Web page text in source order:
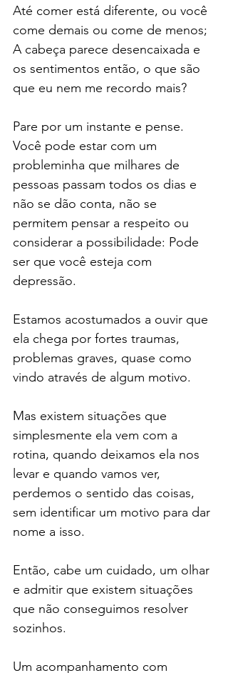
Até comer está diferente, ou você
come demais ou come de menos;
A cabeça parece desencaixada e
os sentimentos então, o que são
que eu nem me recordo mais?
Pare por um instante e pense.
Você pode estar com um
probleminha que milhares de
pessoas passam todos os dias e
não se dão conta, não se
permitem pensar a respeito ou
considerar a possibilidade: Pode
ser que você esteja com
depressão.
Estamos acostumados a ouvir que
ela chega por fortes traumas,
problemas graves, quase como
vindo através de algum motivo.
Mas existem situações que
simplesmente ela vem com a
rotina, quando deixamos ela nos
levar e quando vamos ver,
perdemos o sentido das coisas,
sem identificar um motivo para dar
nome a isso.
Então, cabe um cuidado, um olhar
e admitir que existem situações
que não conseguimos resolver
sozinhos.
Um acompanhamento com